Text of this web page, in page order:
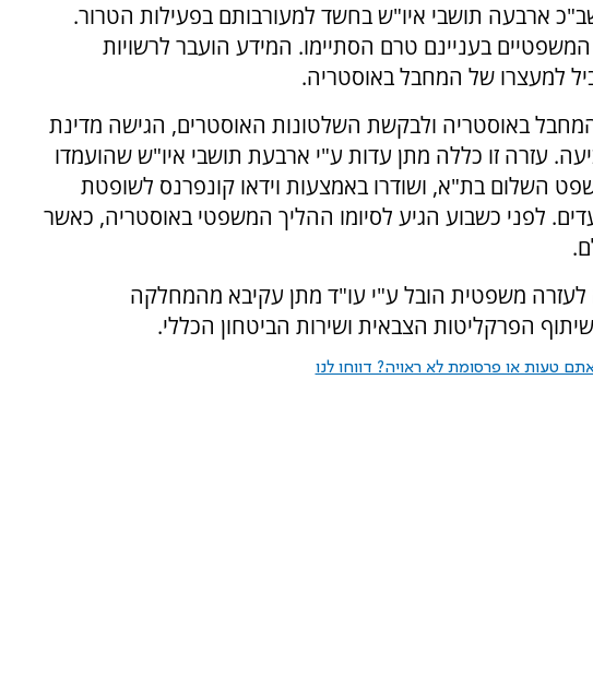
ארבעה תושבי איו"ש בחשד למעורבותם בפעילות הטרור.
המשפטיים בעניינם טרם הסתיימו. המידע הועבר לרשויות
למעצרו של המחבל באוסטריה.
באוסטריה ולבקשת השלטונות האוסטרים, הגישה מדינת
עזרה זו כללה מתן עדות ע"י ארבעת תושבי איו"ש שהועמדו
השלום בת"א, ושודרו באמצעות וידאו קונפרנס לשופטת
לפני כשבוע הגיע לסיומו ההליך המשפטי באוסטריה, כאשר
משפטית הובל ע"י עו"ד מתן עקיבא מהמחלקה
הפרקליטות הצבאית ושירות הביטחון הכללי.
טעות או פרסומת לא ראויה? דווחו לנו